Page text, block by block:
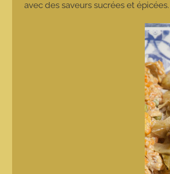
t
avec des saveurs sucrées et